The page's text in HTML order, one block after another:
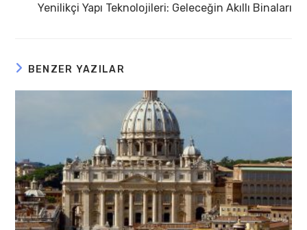
Yenilikçi Yapı Teknolojileri: Geleceğin Akıllı Binaları
BENZER YAZILAR